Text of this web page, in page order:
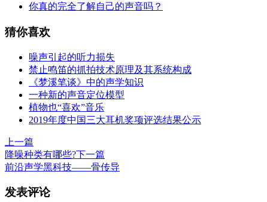
你真的完全了解自己的声音吗？
猜你喜欢
噪声引起的听力损失
禁止鸣笛的抓拍技术原理及其系统构成
《梦溪笔谈》中的声学知识
一种新的声音定位模型
植物也“喜欢”音乐
2019年度中国三大耳机奖项评选结果公示
上一篇
降噪种类有哪些?下一篇
前沿声学黑科技——骨传导
发表评论